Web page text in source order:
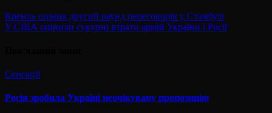
Навігація
записів
Кремль оцінив другий раунд переговорів у Стамбулі
У США оцінили сукупні втрати армій України і Росії
Сенсації
Росія зробила Україні неочікувану пропозицію